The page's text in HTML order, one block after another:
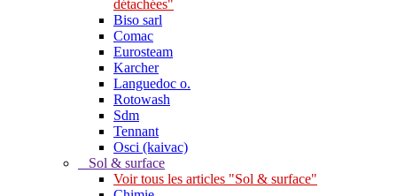
détachées"
Biso sarl
Comac
Eurosteam
Karcher
Languedoc o.
Rotowash
Sdm
Tennant
Osci (kaivac)
Sol & surface
Voir tous les articles "Sol & surface"